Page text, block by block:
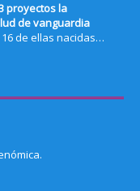
proyectos la
de vanguardia
de ellas nacidas…